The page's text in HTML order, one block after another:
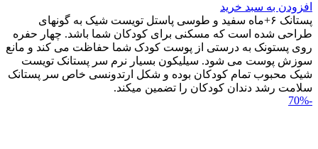
افزودن به سبد خرید
پستانک ۶+ماه سفید و طوسی پاستل تویست شیک به گونه‎ای
طراحی شده است که مسکنی برای کودکان شما باشد. چهار حفره
روی پستونک به درستی از پوست کودک شما حفاظت می کند و مانع
سوزش پوست می شود. سیلیکون بسیار نرم سر پستانک تویست
شیک محبوب تمام کودکان بوده و شکل ارتدونسی خاص سر پستانک
سلامت رشد دندان کودکان را تضمین می‎کند.
-70%